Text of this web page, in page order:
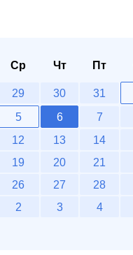
Ср Чт Пт
29 30 31
5 6 7
12 13 14
19 20 21
26 27 28
2 3 4